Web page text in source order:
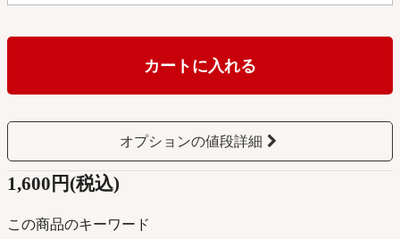
カートに入れる
オプションの値段詳細
1,600円(税込)
この商品のキーワード